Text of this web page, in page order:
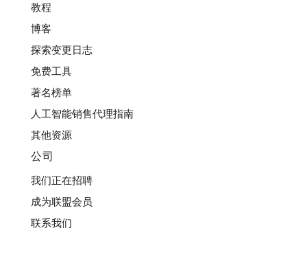
教程
博客
探索变更日志
免费工具
著名榜单
人工智能销售代理指南
其他资源
公司
我们正在招聘
成为联盟会员
联系我们